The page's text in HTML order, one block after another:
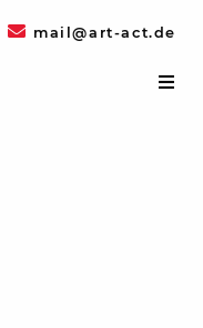
mail@art-act.de